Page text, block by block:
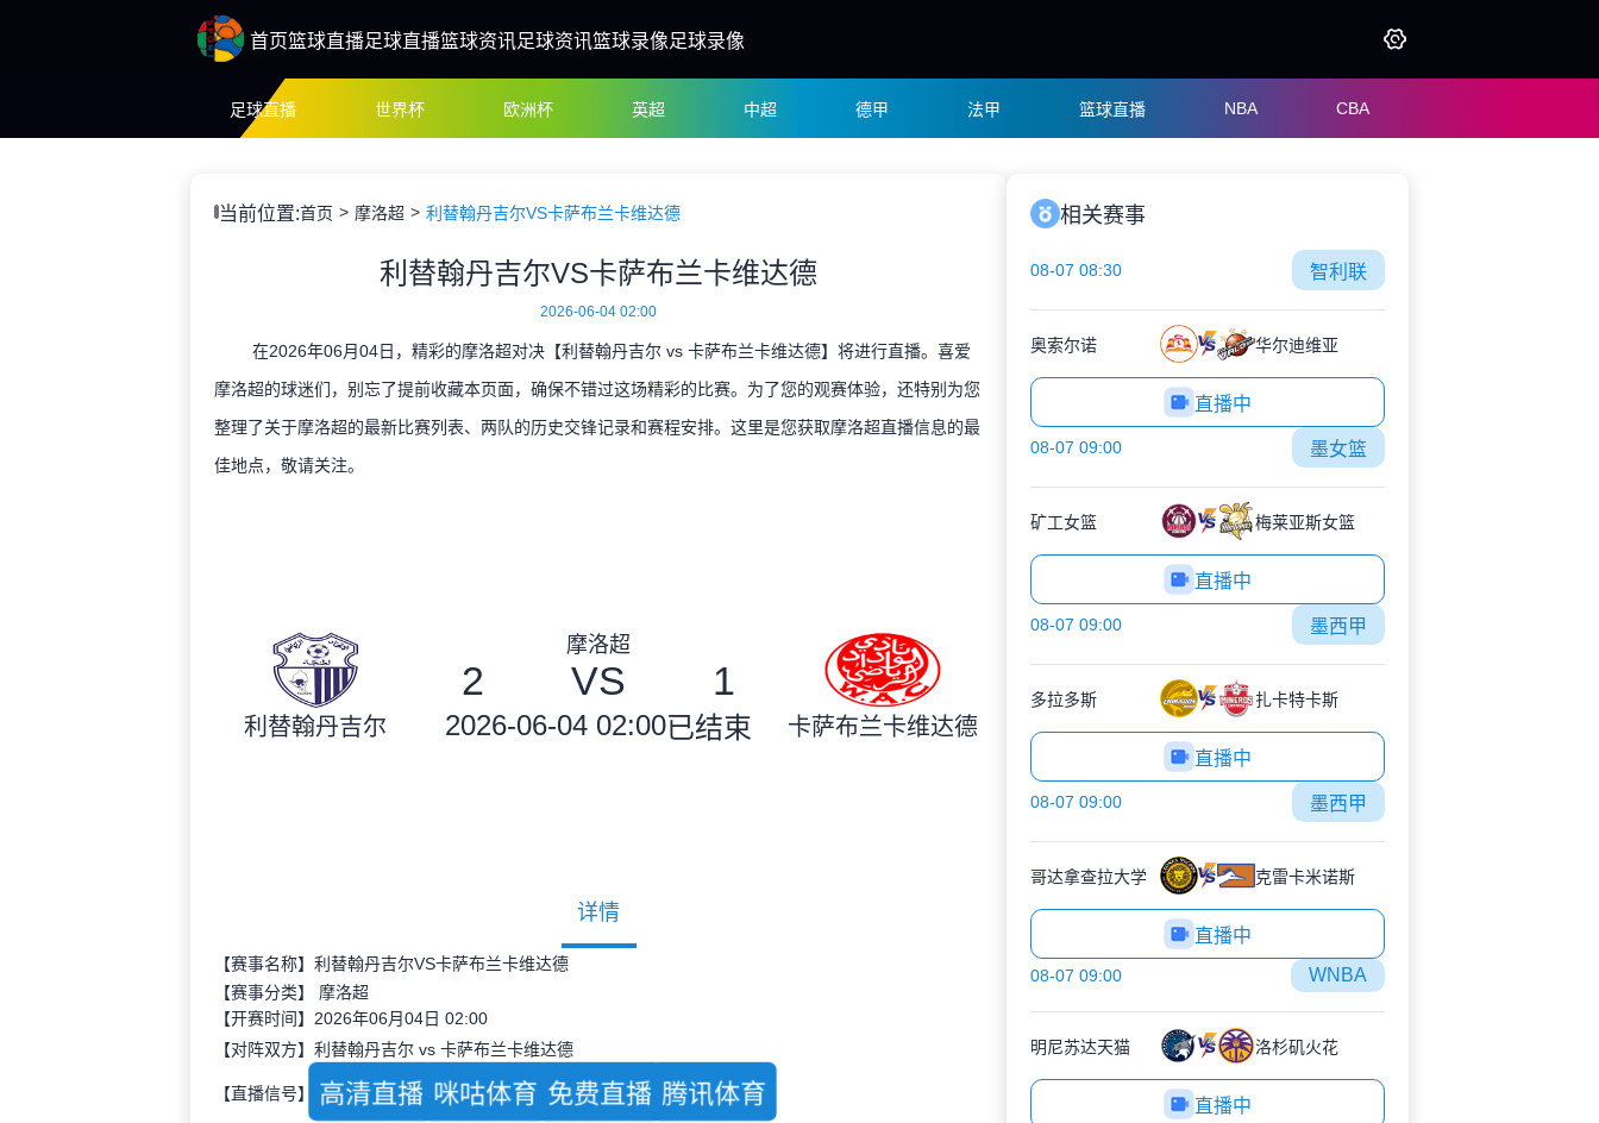
首页篮球直播足球直播篮球资讯足球资讯篮球录像足球录像
足球直播 世界杯 欧洲杯 英超 中超 德甲 法甲 篮球直播 NBA CBA
当前位置:首页 摩洛超 利替翰丹吉尔VS卡萨布兰卡维达德
利替翰丹吉尔VS卡萨布兰卡维达德
2026-06-04 02:00
在2026年06月04日，精彩的摩洛超对决【利替翰丹吉尔 vs 卡萨布兰卡维达德】将进行直播。喜爱
摩洛超的球迷们，别忘了提前收藏本页面，确保不错过这场精彩的比赛。为了您的观赛体验，还特别为您
整理了关于摩洛超的最新比赛列表、两队的历史交锋记录和赛程安排。这里是您获取摩洛超直播信息的最
佳地点，敬请关注。
利替翰丹吉尔
摩洛超
2 VS 1
2026-06-04 02:00已结束 卡萨布兰卡维达德
详情
【赛事名称】利替翰丹吉尔VS卡萨布兰卡维达德
【赛事分类】 摩洛超
【开赛时间】2026年06月04日 02:00
【对阵双方】利替翰丹吉尔 vs 卡萨布兰卡维达德
【直播信号】 高清直播 咪咕体育 免费直播 腾讯体育
相关赛事
08-07 08:30 智利联
奥索尔诺 华尔迪维亚
直播中
08-07 09:00 墨女篮
矿工女篮 梅莱亚斯女篮
直播中
08-07 09:00 墨西甲
多拉多斯 扎卡特卡斯
直播中
08-07 09:00 墨西甲
哥达拿查拉大学 克雷卡米诺斯
直播中
08-07 09:00 WNBA
明尼苏达天猫 洛杉矶火花
直播中